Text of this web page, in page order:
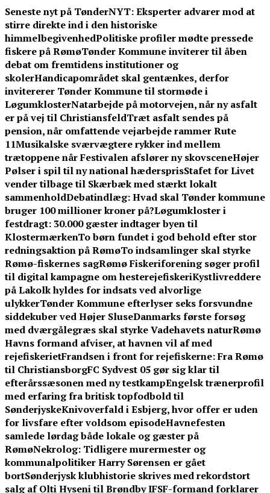
Skip
to
content
Seneste nyt på TønderNYT:Eksperter advarer mod at
stirre direkte ind i den historiske
himmelbegivenhedPolitiske profiler mødte pressede
fiskere på RømøTønder Kommune inviterer til åben
debat om fremtidens institutioner og
skolerHandicapområdet skal gentænkes, derfor
invitererer Tønder Kommune til stormøde i
LøgumklosterNatarbejde på motorvejen, når ny asfalt
er på vej til ChristiansfeldTræt asfalt sendes på
pension, når omfattende vejarbejde rammer Rute
11Musikalske sværvægtere rykker ind mellem
trætoppene når Festivalen afslører ny skovsceneHøjer
Pølser i spil til ny national hædersprisStafet for Livet
vender tilbage til Skærbæk med stærkt lokalt
sammenholdDebatindlæg: Hvad skal Tønder kommune
bruger 100 millioner kroner på?Løgumkloster i
festdragt: 30.000 gæster indtager byen til
KlostermærkenTo børn fundet i god behold efter stor
redningsaktion på RømøTo indsamlinger skal styrke
Rømø-fiskernes sagRømø Fiskeriforening søger profil
til digital kampagne om hesterejefiskeriKystlivreddere
på Lakolk hyldes for indsats ved alvorlige
ulykkerTønder Kommune efterlyser seks forsvundne
siddekuber ved Højer SluseDanmarks første forsøg
med dværgålegræs skal styrke Vadehavets naturRømø
Havns formand afviser, at havnen vil af med
rejefiskerietFrandsen i front for rejefiskerne: Fra Rømø
til ChristiansborgFC Sydvest 05 gør sig klar til
efterårssæsonen med ny testkampEngelsk trænerprofil
med erfaring fra britisk topfodbold til
SønderjyskeKnivoverfald i Esbjerg, hvor offer er uden
for livsfare efter voldsom episodeHavnefesten
samlede lørdag både lokale og gæster på
RømøNekrolog: Tidligere murermester og
kommunalpolitiker Harry Sørensen er gået
bortSønderjysk klubhistorie skrives med rekordstort
salg af Olti Hyseni til Brøndby IFSF-formand forklarer